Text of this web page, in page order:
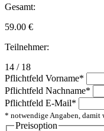
Gesamt:
59.00 €
Teilnehmer:
14 / 18
Pflichtfeld Vorname*
Pflichtfeld Nachname*
Pflichtfeld E-Mail*
* notwendige Angaben,
Preisoption